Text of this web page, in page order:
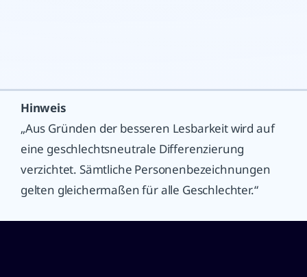
Hinweis
„Aus Gründen der besseren Lesbarkeit wird auf
eine geschlechtsneutrale Differenzierung
verzichtet. Sämtliche Personenbezeichnungen
gelten gleichermaßen für alle Geschlechter.“